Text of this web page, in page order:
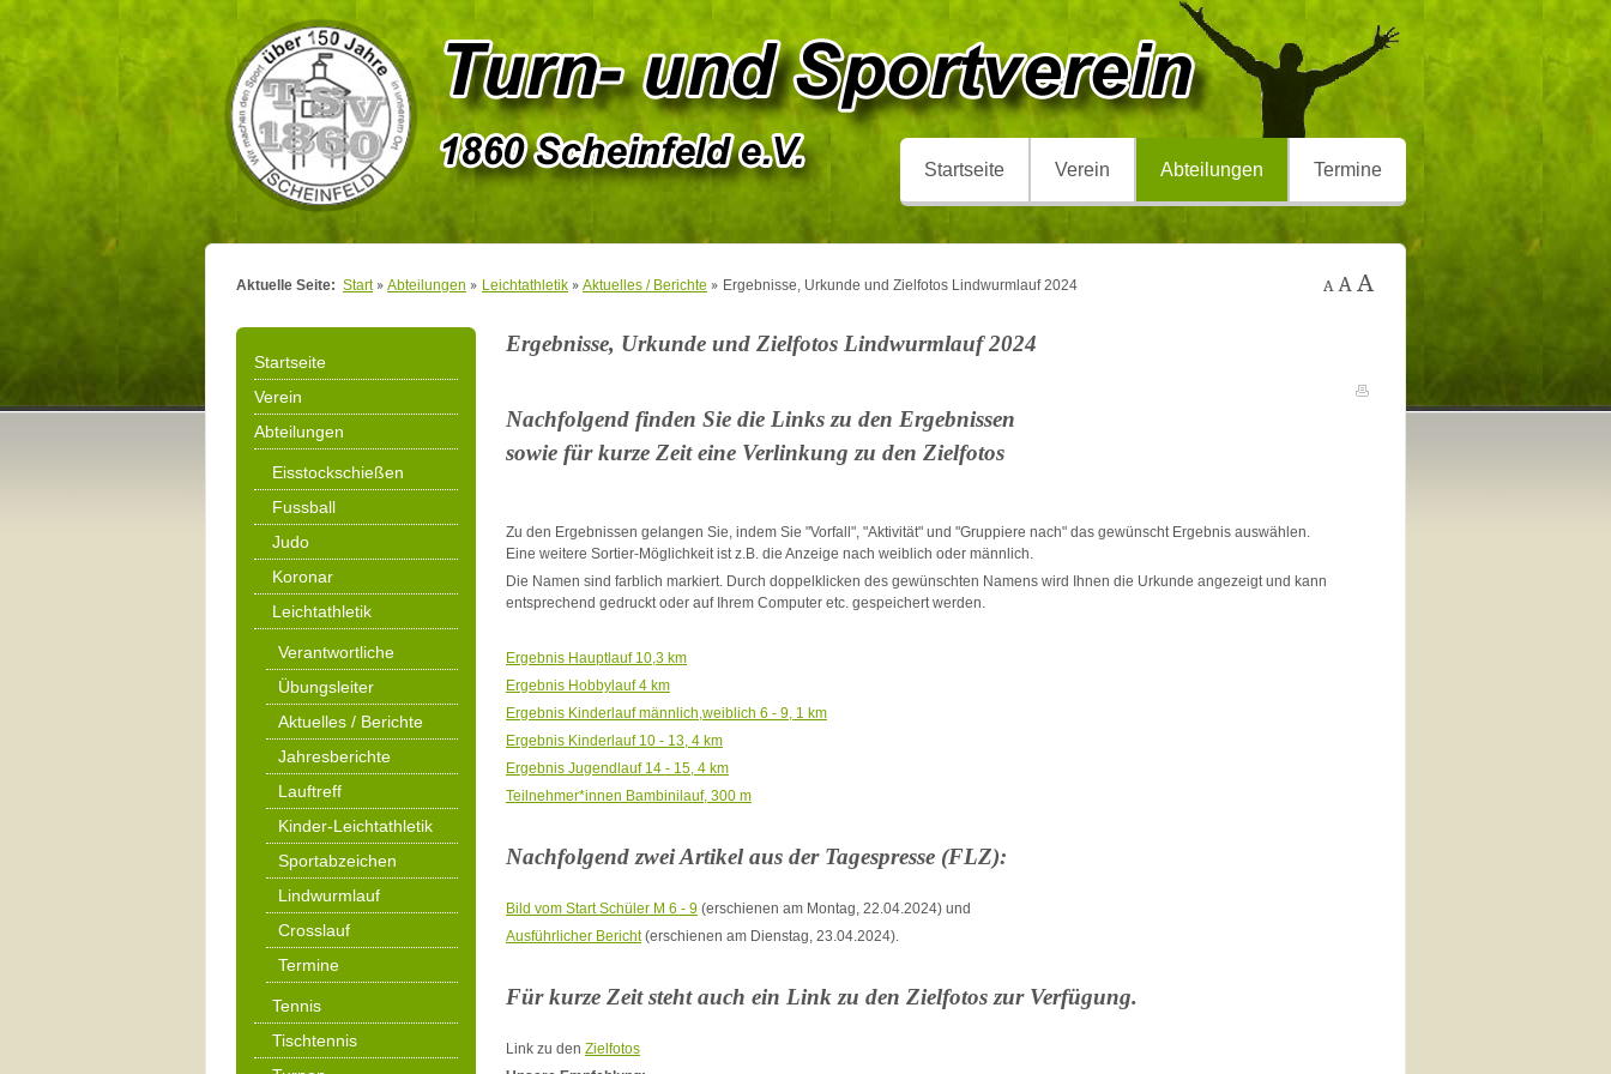
Startseite Verein Abteilungen Termine
Aktuelle Seite: Start Abteilungen Leichtathletik Aktuelles / Berichte Ergebnisse, Urkunde und Zielfotos Lindwurmlauf 2024
Startseite
Verein
Abteilungen
Eisstockschießen
Fussball
Judo
Koronar
Leichtathletik
Verantwortliche
Übungsleiter
Aktuelles / Berichte
Jahresberichte
Lauftreff
Kinder-Leichtathletik
Sportabzeichen
Lindwurmlauf
Crosslauf
Termine
Tennis
Tischtennis
Ergebnisse, Urkunde und Zielfotos Lindwurmlauf 2024
Nachfolgend finden Sie die Links zu den Ergebnissen
sowie für kurze Zeit eine Verlinkung zu den Zielfotos
Zu den Ergebnissen gelangen Sie, indem Sie "Vorfall", "Aktivität" und "Gruppiere nach" das gewünscht Ergebnis auswählen.
Eine weitere Sortier-Möglichkeit ist z.B. die Anzeige nach weiblich oder männlich.
Die Namen sind farblich markiert. Durch doppelklicken des gewünschten Namens wird Ihnen die Urkunde angezeigt und kann
entsprechend gedruckt oder auf Ihrem Computer etc. gespeichert werden.
Ergebnis Hauptlauf 10,3 km
Ergebnis Hobbylauf 4 km
Ergebnis Kinderlauf männlich,weiblich 6 - 9, 1 km
Ergebnis Kinderlauf 10 - 13, 4 km
Ergebnis Jugendlauf 14 - 15, 4 km
Teilnehmer*innen Bambinilauf, 300 m
Nachfolgend zwei Artikel aus der Tagespresse (FLZ):
Bild vom Start Schüler M 6 - 9 (erschienen am Montag, 22.04.2024) und
Ausführlicher Bericht(erschienen am Dienstag, 23.04.2024).
Für kurze Zeit steht auch ein Link zu den Zielfotos zur Verfügung.
Link zu den Zielfotos